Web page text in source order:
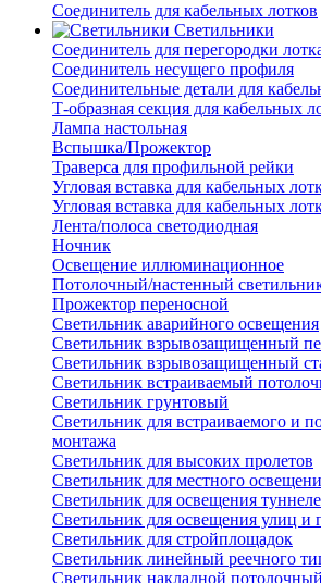
Соединитель для кабельных лотков
Светильники
Соединитель для перегородки
Соединитель несущего профиля
Соединительные детали для
Т-образная секция для кабельных
Лампа настольная
Вспышка/Прожектор
Траверса для профильной рейки
Угловая вставка для кабельных
Угловая вставка для кабельных
Лента/полоса светодиодная
Ночник
Освещение иллюминационное
Потолочный/настенный
Прожектор переносной
Светильник аварийного освещения
Светильник взрывозащищенный
Светильник взрывозащищенный
Светильник встраиваемый
Светильник грунтовый
Светильник для встраиваемого и
монтажа
Светильник для высоких пролетов
Светильник для местного
Светильник для освещения
Светильник для освещения улиц и
Светильник для стройплощадок
Светильник линейный реечного
Светильник накладной